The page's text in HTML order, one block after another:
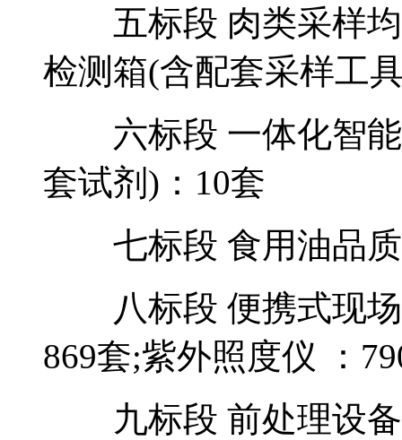
五标段 肉类采样均
检测箱(含配套采样工
六标段 一体化智能
套试剂)：10套
七标段 食用油品质
八标段 便携式现场
869套;紫外照度仪 ：
九标段 前处理设备(